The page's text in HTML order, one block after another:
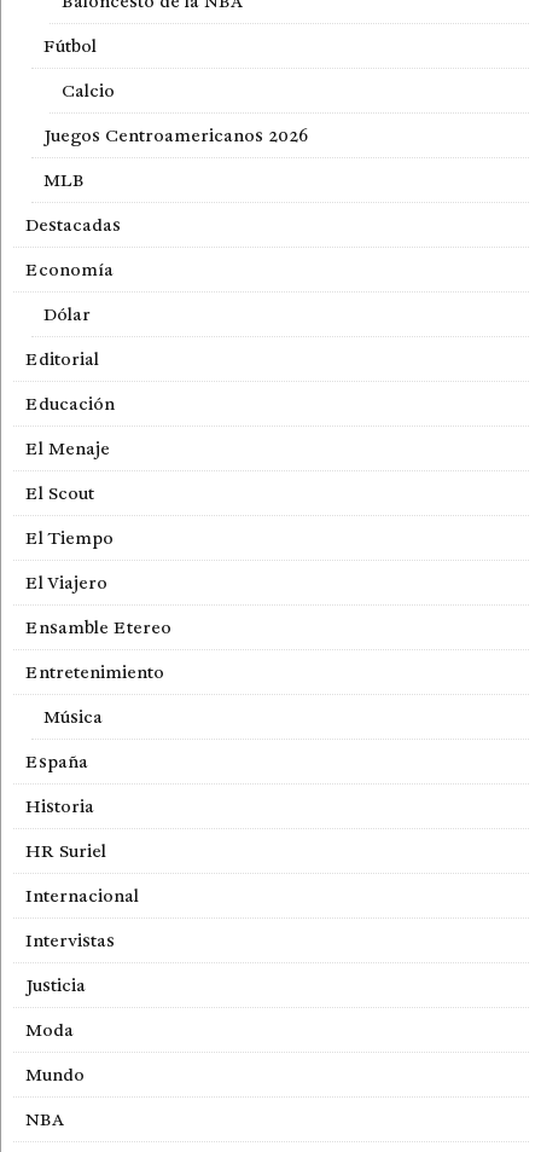
Fútbol
Calcio
Juegos Centroamericanos 2026
MLB
Destacadas
Economía
Dólar
Editorial
Educación
El Menaje
El Scout
El Tiempo
El Viajero
Ensamble Etereo
Entretenimiento
Música
España
Historia
HR Suriel
Internacional
Intervistas
Justicia
Moda
Mundo
NBA